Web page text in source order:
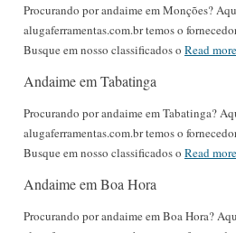
Procurando por andaime em Monções?
alugaferramentas.com.br temos o
Busque em nosso classificados o Read more
Andaime em Tabatinga
Procurando por andaime em Tabatinga?
alugaferramentas.com.br temos o
Busque em nosso classificados o Read more
Andaime em Boa Hora
Procurando por andaime em Boa Hora?